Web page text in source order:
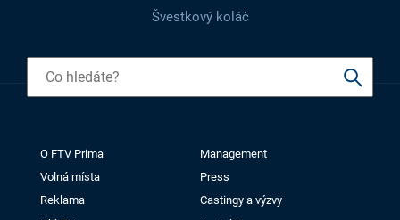
Švestkový koláč
O FTV Prima
Management
Volná místa
Press
Reklama
Castingy a výzvy